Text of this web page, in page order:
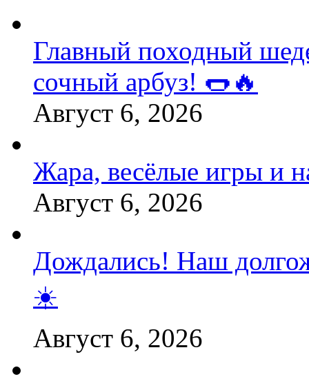
Главный походный
сочный арбуз! 🌭🔥
Август 6, 2026
Жара, весёлые игры и
Август 6, 2026
Дождались! Наш
☀️
Август 6, 2026